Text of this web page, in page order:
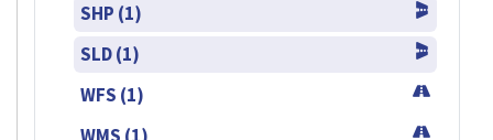
SHP (1)
SLD (1)
WFS (1)